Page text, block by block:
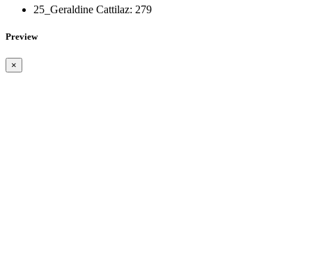
25_Geraldine Cattilaz: 279
Preview
×